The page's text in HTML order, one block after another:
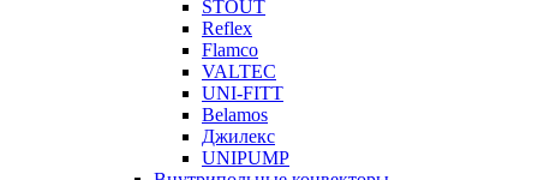
STOUT
Reflex
Flamco
VALTEC
UNI-FITT
Belamos
Джилекс
UNIPUMP